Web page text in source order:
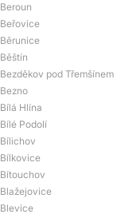
Beroun
Beřovice
Běrunice
Běštín
Bezděkov pod Třemšínem
Bezno
Bílá Hlína
Bílé Podolí
Bílichov
Bílkovice
Bítouchov
Blažejovice
Blevice